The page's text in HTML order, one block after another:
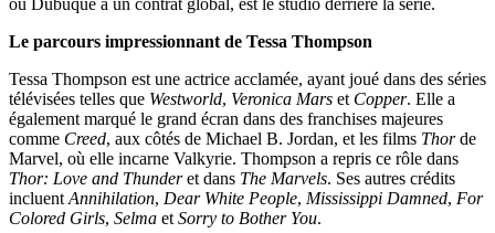
où Dubuque a un contrat global, est le studio derrière la série.
Le parcours impressionnant de Tessa Thompson
Tessa Thompson est une actrice acclamée, ayant joué dans des séries
télévisées telles que Westworld, Veronica Mars et Copper. Elle a
également marqué le grand écran dans des franchises majeures
comme Creed, aux côtés de Michael B. Jordan, et les films Thorde
Marvel, où elle incarne Valkyrie. Thompson a repris ce rôle dans
Thor: Love and Thunderet dans The Marvels. Ses autres crédits
incluent Annihilation, Dear White People, Mississippi Damned, For
Colored Girls, Selma et Sorry to Bother You.